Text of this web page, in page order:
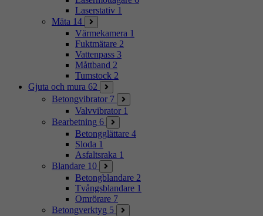
Laserstativ 1
Mäta 14
Värmekamera 1
Fuktmätare 2
Vattenpass 3
Måttband 2
Tumstock 2
Gjuta och mura 62
Betongvibrator 7
Valvvibrator 1
Bearbetning 6
Betongglättare 4
Sloda 1
Asfaltsraka 1
Blandare 10
Betongblandare 2
Tvångsblandare 1
Omrörare 7
Betongverktyg 5